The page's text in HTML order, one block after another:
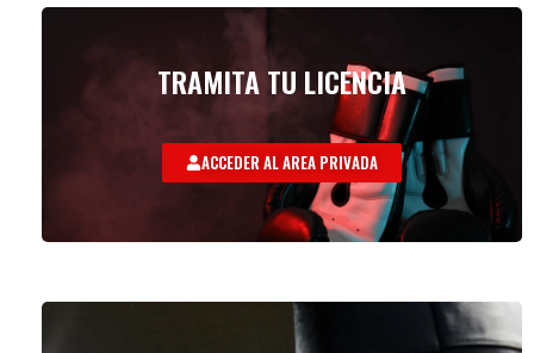
TRAMITA TU LICENCIA
ACCEDER AL AREA PRIVADA